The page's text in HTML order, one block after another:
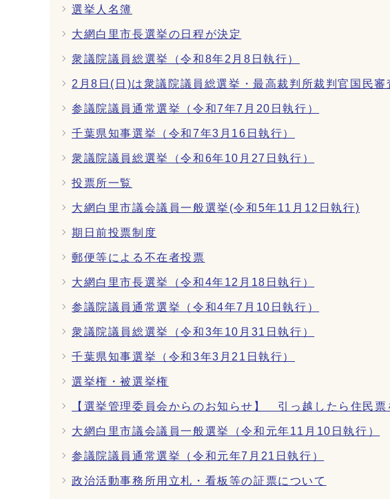
選挙人名簿
大網白里市長選挙の日程が決定
衆議院議員総選挙（令和8年2月8日執行）
2月8日(日)は衆議院議員総選挙・最高裁判所裁判官国民審
参議院議員通常選挙（令和7年7月20日執行）
千葉県知事選挙（令和7年3月16日執行）
衆議院議員総選挙（令和6年10月27日執行）
投票所一覧
大網白里市議会議員一般選挙(令和5年11月12日執行)
期日前投票制度
郵便等による不在者投票
大網白里市長選挙（令和4年12月18日執行）
参議院議員通常選挙（令和4年7月10日執行）
衆議院議員総選挙（令和3年10月31日執行）
千葉県知事選挙（令和3年3月21日執行）
選挙権・被選挙権
【選挙管理委員会からのお知らせ】 引っ越したら住民票
大網白里市議会議員一般選挙（令和元年11月10日執行）
参議院議員通常選挙（令和元年7月21日執行）
政治活動事務所用立札・看板等の証票について